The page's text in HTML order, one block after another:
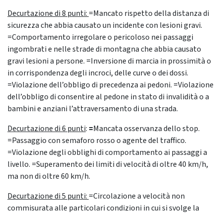
Decurtazione di 8 punti: =Mancato rispetto della distanza di
sicurezza che abbia causato un incidente con lesioni gravi.
=Comportamento irregolare o pericoloso nei passaggi
ingombrati e nelle strade di montagna che abbia causato
gravi lesioni a persone. =Inversione di marcia in prossimità o
in corrispondenza degli incroci, delle curve o dei dossi.
=Violazione dell’obbligo di precedenza ai pedoni. =Violazione
dell’obbligo di consentire al pedone in stato di invalidità o a
bambini e anziani l’attraversamento di una strada.
Decurtazione di 6 punti: =Mancata osservanza dello stop.
=Passaggio con semaforo rosso o agente del traffico.
=Violazione degli obblighi di comportamento ai passaggi a
livello. =Superamento dei limiti di velocità di oltre 40 km/h,
ma non di oltre 60 km/h.
Decurtazione di 5 punti: =Circolazione a velocità non
commisurata alle particolari condizioni in cui si svolge la